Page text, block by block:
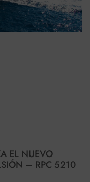
EL NUEVO
– RPC 5210